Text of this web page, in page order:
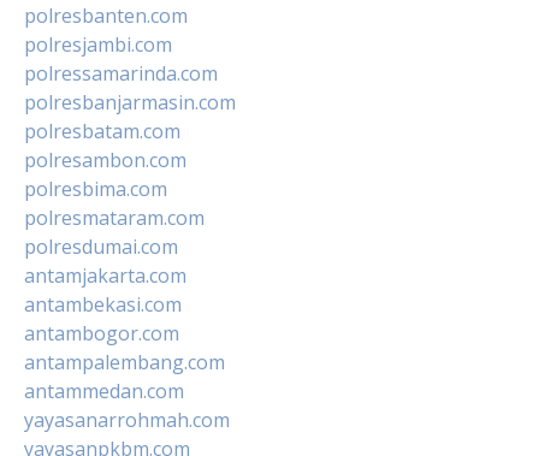
polresbanten.com
polresjambi.com
polressamarinda.com
polresbanjarmasin.com
polresbatam.com
polresambon.com
polresbima.com
polresmataram.com
polresdumai.com
antamjakarta.com
antambekasi.com
antambogor.com
antampalembang.com
antammedan.com
yayasanarrohmah.com
yayasanpkbm.com